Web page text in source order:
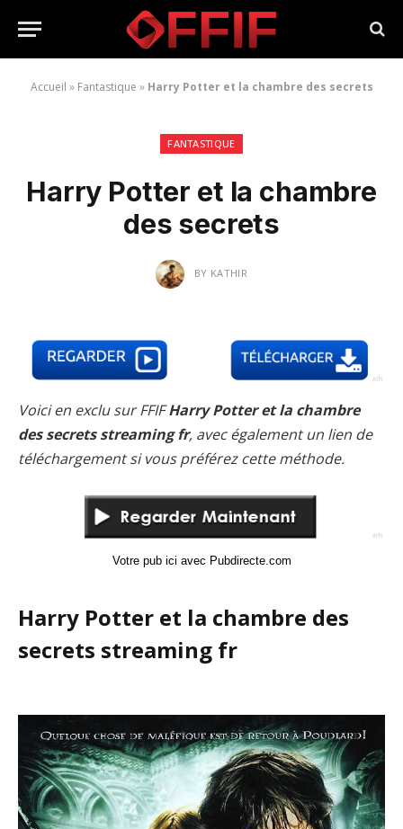
Accueil » Fantastique » Harry Potter et la chambre des secrets
FANTASTIQUE
Harry Potter et la chambre
des secrets
BY KATHIR
Voici en exclu sur FFIFHarry Potter et la chambre
des secrets streaming fr, avec également un lien de
téléchargement si vous préférez cette méthode.
Votre pub ici avec Pubdirecte.com
Harry Potter et la chambre des
secrets streaming fr